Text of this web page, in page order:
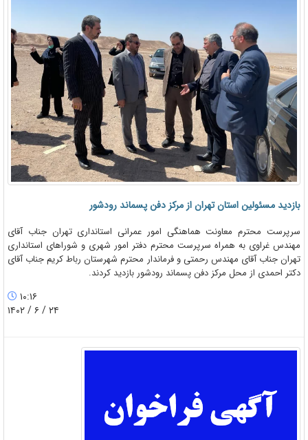
بازدید مسئولین استان تهران از مرکز دفن پسماند رودشور
سرپرست محترم معاونت هماهنگی امور عمرانی استانداری تهران جناب آقای
مهندس غراوی به همراه سرپرست محترم دفتر امور شهری و شوراهای استانداری
تهران جناب آقای مهندس رحمتی و فرماندار محترم شهرستان رباط کریم جناب آقای
دکتر احمدی از محل مرکز دفن پسماند رودشور بازدید کردند.
۱۰:۱۶
۲۴ / ۶ / ۱۴۰۲